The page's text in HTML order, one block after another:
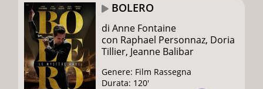
BOLERO
di Anne Fontaine
con Raphael Personnaz, Doria
Tillier, Jeanne Balibar
Genere: Film Rassegna
Durata: 120'